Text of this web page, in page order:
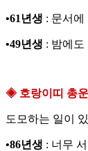
•61년생 : 문서에
•49년생 : 밤에도
◈ 호랑이띠 총
도모하는 일이
•86년생 : 너무